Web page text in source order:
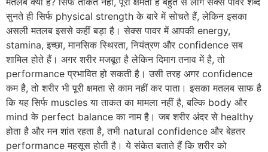
सुनते ही सिर्फ physical strength के बारे में सोचते हैं, लेकिन इसका
असली मतलब इससे कहीं बड़ा है। सेक्स पावर में आपकी energy,
stamina, इच्छा, मानसिक स्थिरता, नियंत्रण और confidence सब
शामिल होते हैं। अगर शरीर मजबूत है लेकिन दिमाग तनाव में है, तो
performance प्रभावित हो सकती है। उसी तरह अगर confidence
कम है, तो शरीर भी पूरी क्षमता से काम नहीं कर पाता। इसका मतलब साफ है
कि यह सिर्फ muscles या ताकत का मामला नहीं है, बल्कि body और
mind के perfect balance का नाम है। जब शरीर अंदर से healthy
होता है और मन शांत रहता है, तभी natural confidence और बेहतर
performance महसूस होती है। ये संकेत बताते हैं कि शरीर को